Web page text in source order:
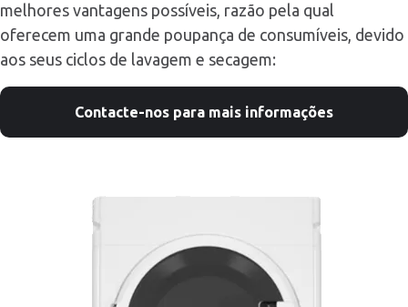
melhores vantagens possíveis, razão pela qual
oferecem uma grande poupança de consumíveis, devido
aos seus ciclos de lavagem e secagem:
Contacte-nos para mais informações